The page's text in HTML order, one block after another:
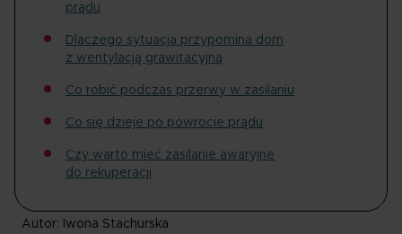
prądu
Dlaczego sytuacja przypomina dom
z wentylacją grawitacyjną
Co robić podczas przerwy w zasilaniu
Co się dzieje po powrocie prądu
Czy warto mieć zasilanie awaryjne
do rekuperacji
Autor: Iwona Stachurska